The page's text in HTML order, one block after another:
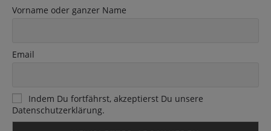
Vorname oder ganzer Name
Email
Indem Du fortfährst, akzeptierst Du unsere
Datenschutzerklärung.